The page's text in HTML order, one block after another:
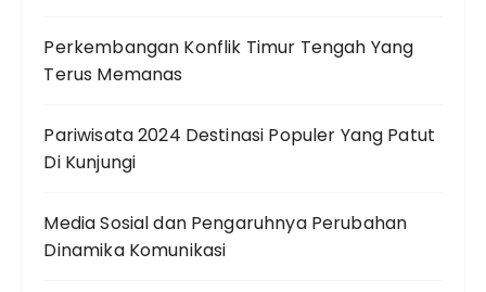
Perkembangan Konflik Timur Tengah Yang
Terus Memanas
Pariwisata 2024 Destinasi Populer Yang Patut
Di Kunjungi
Media Sosial dan Pengaruhnya Perubahan
Dinamika Komunikasi